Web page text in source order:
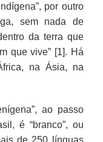
por outro
sem nada de
da terra que
que vive” [1]. Há
na Ásia, na
ao passo
é “branco”, ou
de 250 línguas